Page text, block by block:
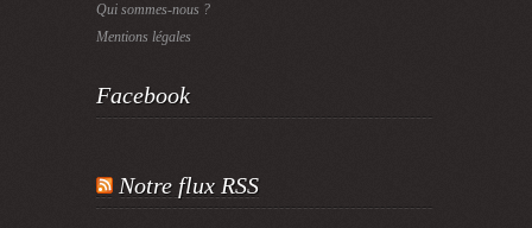
Qui sommes-nous ?
Mentions légales
Facebook
Notre flux RSS